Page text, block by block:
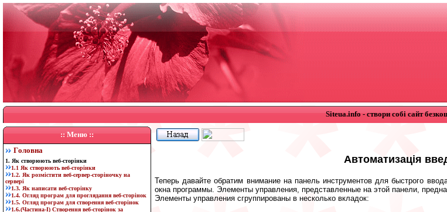
Siteua.info - створи собі сайт
:: Меню ::
Головна
1. Як створюють веб-сторінки
1.1 Як створюють веб-сторінки
1.2. Як розмістити веб-сервер-сторіночку на
сервері
1.3. Як написати веб-сторінку
1.4. Огляд програм для проглядання веб-сторінок
1.5. Огляд програм для створення веб-сторінок
1.6.(Частина-I) Створення веб-сторінок за
Автоматизація
Теперь давайте обратим внимание на панель инструментов для быстрого
окна программы. Элементы управления, представленные на этой панели,
Элементы управления сгруппированы в несколько вкладок: